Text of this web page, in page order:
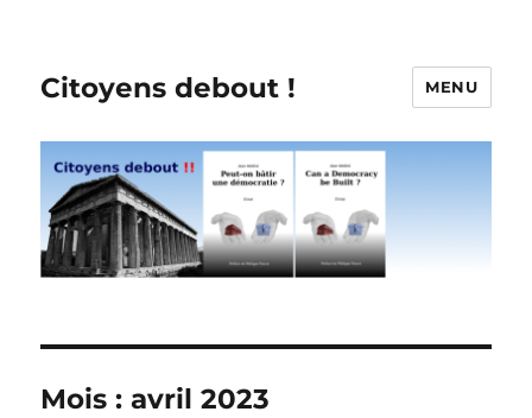
Citoyens debout ! MENU
Mois :avril 2023